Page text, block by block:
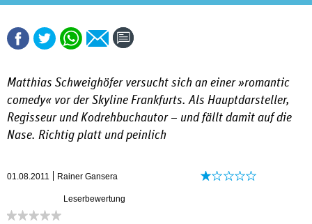
Matthias Schweighöfer versucht sich an einer »romantic
comedy« vor der Skyline Frankfurts. Als Hauptdarsteller,
Regisseur und Kodrehbuchautor – und fällt damit auf die
Nase. Richtig platt und peinlich
01.08.2011 Rainer Gansera
Leserbewertung